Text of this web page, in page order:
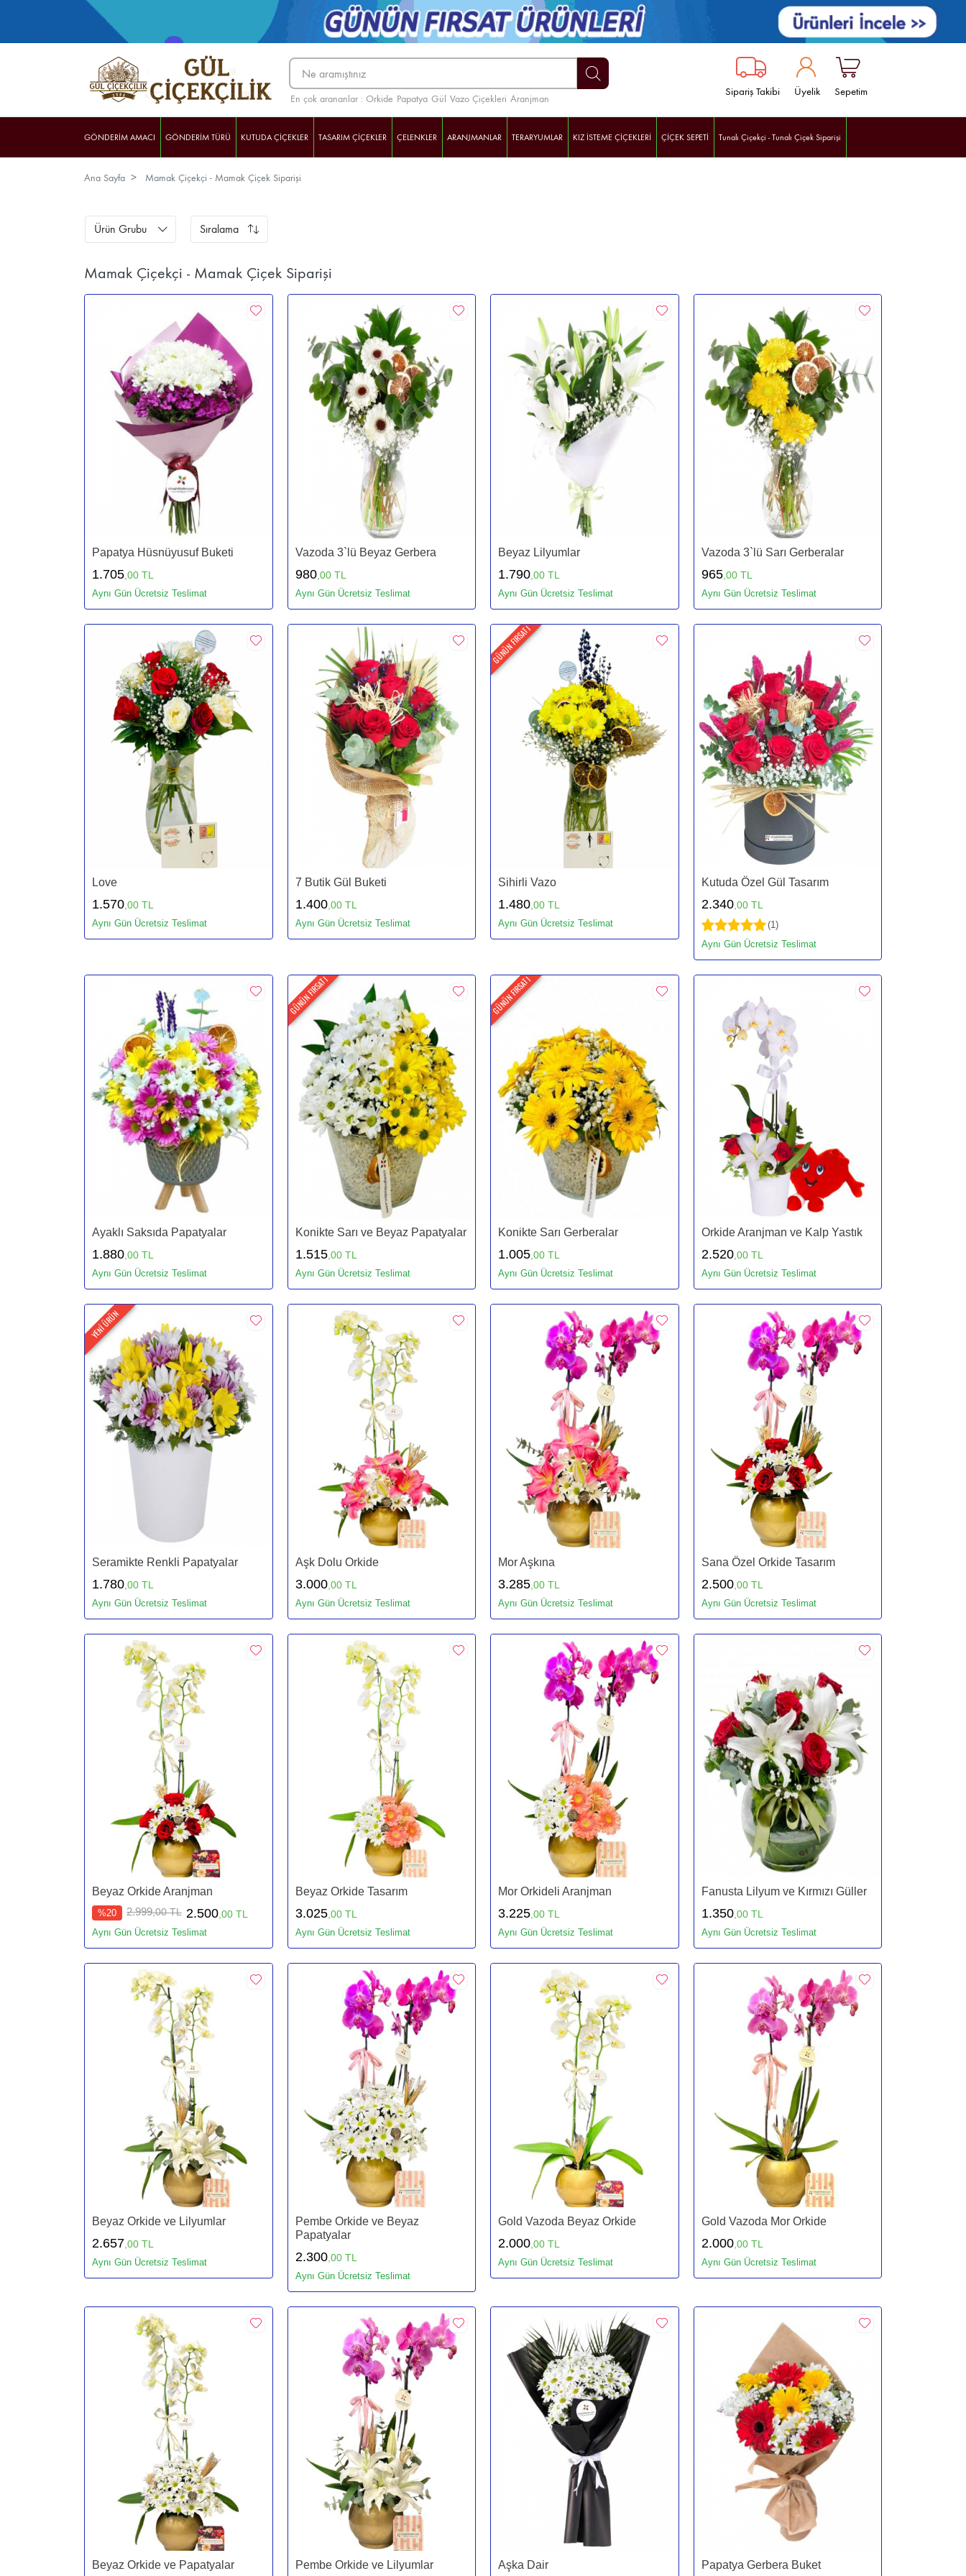
En çok arananlar : Orkide Papatya Gül Vazo Çiçekleri Aranjman
Sipariş Takibi Üyelik Sepetim
GÖNDERİM AMACI GÖNDERİM TÜRÜ KUTUDA ÇİÇEKLER TASARIM ÇİÇEKLER ÇELENKLER ARANJMANLAR TERARYUMLAR KIZ İSTEME ÇİÇEKLERİ ÇİÇEK SEPETİ Tunalı Çiçekçi - Tunalı Çiçek Siparişi
BASKILI BARDAKLAR
Ana Sayfa Mamak Çiçekçi - Mamak Çiçek Siparişi
Ürün Grubu Sıralama
Mamak Çiçekçi - Mamak Çiçek Siparişi
Papatya Hüsnüyusuf Buketi
1.705 ,00 TL
Aynı Gün Ücretsiz Teslimat
Vazoda 3`lü Beyaz Gerbera
980,00 TL
Aynı Gün Ücretsiz Teslimat
Beyaz Lilyumlar
1.790 ,00 TL
Aynı Gün Ücretsiz Teslimat
Vazoda 3`lü Sarı Gerberalar
965,00 TL
Aynı Gün Ücretsiz Teslimat
Love
1.570 ,00 TL
Aynı Gün Ücretsiz Teslimat
7 Butik Gül Buketi
1.400,00 TL
Aynı Gün Ücretsiz Teslimat
GÜNÜN FIRSATI
Sihirli Vazo
1.480 ,00 TL
Aynı Gün Ücretsiz Teslimat
Kutuda Özel Gül Tasarım
2.340,00 TL
(1)
Aynı Gün Ücretsiz Teslimat
Ayaklı Saksıda Papatyalar
1.880 ,00 TL
Aynı Gün Ücretsiz Teslimat
GÜNÜN FIRSATI
Konikte Sarı ve Beyaz Papatyalar
1.515,00 TL
Aynı Gün Ücretsiz Teslimat
GÜNÜN FIRSATI
Konikte Sarı Gerberalar
1.005 ,00 TL
Aynı Gün Ücretsiz Teslimat
Orkide Aranjman ve Kalp Yastık
2.520,00 TL
Aynı Gün Ücretsiz Teslimat
YENİ ÜRÜN
Seramikte Renkli Papatyalar
1.780 ,00 TL
Aynı Gün Ücretsiz Teslimat
Aşk Dolu Orkide
3.000,00 TL
Aynı Gün Ücretsiz Teslimat
Mor Aşkına
3.285 ,00 TL
Aynı Gün Ücretsiz Teslimat
Sana Özel Orkide Tasarım
2.500,00 TL
Aynı Gün Ücretsiz Teslimat
Beyaz Orkide Aranjman
%20 2.999,00 TL 2.500,00 TL
Aynı Gün Ücretsiz Teslimat
Beyaz Orkide Tasarım
3.025,00 TL
Aynı Gün Ücretsiz Teslimat
Mor Orkideli Aranjman
3.225,00 TL
Aynı Gün Ücretsiz Teslimat
Fanusta Lilyum ve Kırmızı Güller
1.350,00 TL
Aynı Gün Ücretsiz Teslimat
Beyaz Orkide ve Lilyumlar
2.657 ,00 TL
Aynı Gün Ücretsiz Teslimat
Pembe Orkide ve Beyaz
Papatyalar
2.300,00 TL
Aynı Gün Ücretsiz Teslimat
Gold Vazoda Beyaz Orkide
2.000 ,00 TL
Aynı Gün Ücretsiz Teslimat
Gold Vazoda Mor Orkide
2.000,00 TL
Aynı Gün Ücretsiz Teslimat
Beyaz Orkide ve Papatyalar Pembe Orkide ve Lilyumlar Aşka Dair Papatya Gerbera Buket